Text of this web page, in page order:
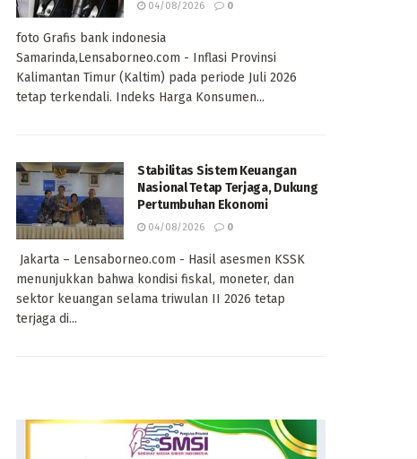
04/08/2026 0
foto Grafis bank indonesia
Samarinda,Lensaborneo.com - Inflasi Provinsi
Kalimantan Timur (Kaltim) pada periode Juli 2026
tetap terkendali. Indeks Harga Konsumen...
Stabilitas Sistem Keuangan
Nasional Tetap Terjaga, Dukung
Pertumbuhan Ekonomi
04/08/2026 0
Jakarta – Lensaborneo.com - Hasil asesmen KSSK
menunjukkan bahwa kondisi fiskal, moneter, dan
sektor keuangan selama triwulan II 2026 tetap
terjaga di...